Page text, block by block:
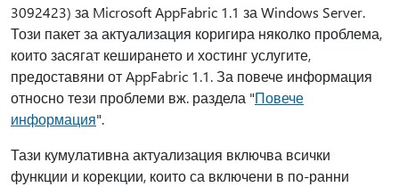
3092423) за Microsoft AppFabric 1.1 за Windows Server.
Този пакет за актуализация коригира няколко проблема,
които засягат кеширането и хостинг услугите,
предоставяни от AppFabric 1.1. За повече информация
относно тези проблеми вж. раздела "Повече
информация".
Тази кумулативна актуализация включва всички
функции и корекции, които са включени в по-ранни